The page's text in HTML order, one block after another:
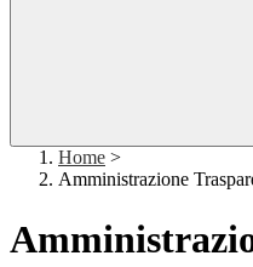
Home >
Amministrazione